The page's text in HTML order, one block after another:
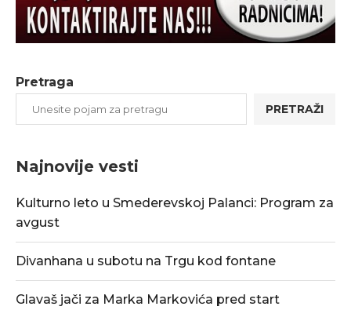
Pretraga
PRETRAŽI
Najnovije vesti
Kulturno leto u Smederevskoj Palanci: Program za
avgust
Divanhana u subotu na Trgu kod fontane
Glavaš jači za Marka Markovića pred start